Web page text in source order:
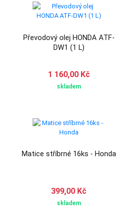
Převodový olej HONDA ATF-
DW1 (1 L)
1 160,00 Kč
skladem
Matice stříbrné 16ks - Honda
399,00 Kč
skladem